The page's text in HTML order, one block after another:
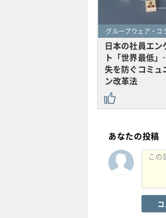
グループウェア・コ
日本の社員エン
ト「世界最低
失を防ぐコミュ
ン改革法
あなたの投稿